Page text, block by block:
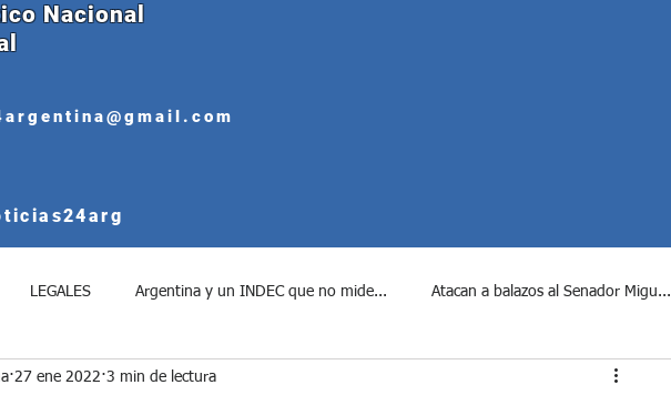
Nacional
LEGALES Argentina y un INDEC que no mide... Atacan a balazos al Senador Migu...
Javier Milei al period... ¿Fraude Libertario? Candidatos a Diputados Nacionale...
27 ene 2022 3 min de lectura